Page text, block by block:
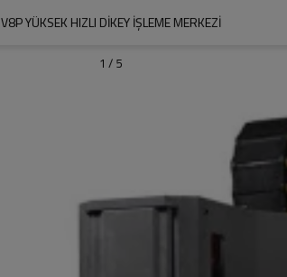
V8P YÜKSEK HIZLI DIKEY IŞLEME MERKEZI
1 / 5